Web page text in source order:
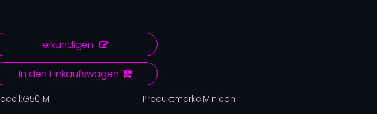
erkundigen
In den Einkaufswagen
G50 M Produktmarke:Minleon